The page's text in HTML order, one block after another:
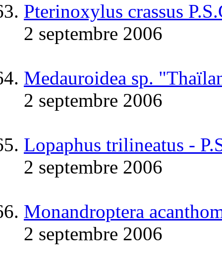
Pterinoxylus crassus
2 septembre 2006
Medauroidea sp.
2 septembre 2006
Lopaphus trilineatus -
2 septembre 2006
Monandroptera
2 septembre 2006